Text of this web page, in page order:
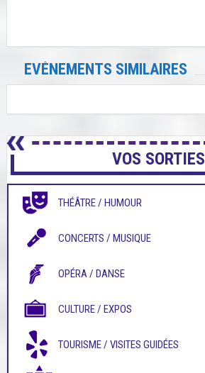
EVÉNEMENTS SIMILAIRES
VOS SORTIES
THÉÂTRE / HUMOUR
CONCERTS / MUSIQUE
OPÉRA / DANSE
CULTURE / EXPOS
TOURISME / VISITES GUIDÉES